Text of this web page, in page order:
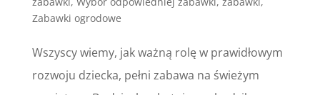
Zabawki ogrodowe
Wszyscy wiemy, jak ważną rolę w prawidłowym
rozwoju dziecka, pełni zabawa na świeżym